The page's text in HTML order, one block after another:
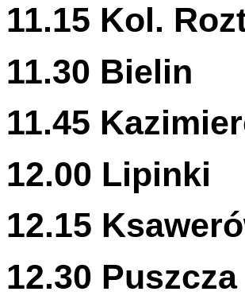
11.15 Kol.
11.30 Bielin
11.45
12.00 Lipinki
12.15
12.30 Puszcza